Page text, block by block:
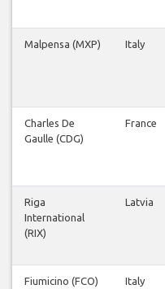
Malpensa (MXP) Italy
Charles De
Gaulle (CDG)
France
Riga
International
(RIX)
Latvia
Fiumicino (FCO) Italy